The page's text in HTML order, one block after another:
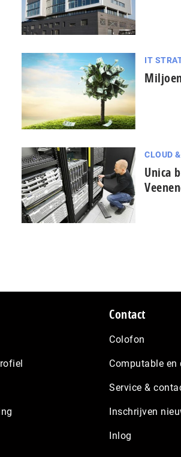
IT
CLOUD
Unica
Contact
Colofon
Computable en
Service &
Inschrijven
Inlog